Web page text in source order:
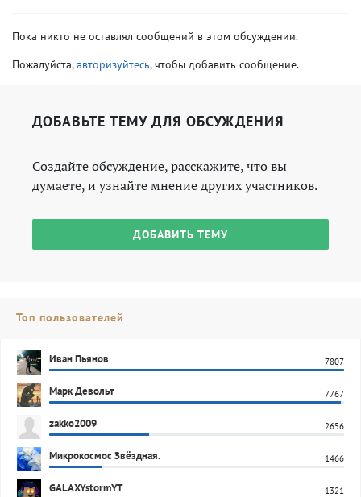
Пока никто не оставлял сообщений в этом обсуждении.
Пожалуйста,авторизуйтесь, чтобы добавить сообщение.
ДОБАВЬТЕ ТЕМУ ДЛЯ ОБСУЖДЕНИЯ
Создайте обсуждение, расскажите, что вы
думаете, и узнайте мнение других участников.
ДОБАВИТЬ ТЕМУ
Топ пользователей
Иван Пьянов 7807
Марк Девольт 7767
zakko2009 2656
Микрокосмос Звёздная. 1466
GALAXYstormYT 1321